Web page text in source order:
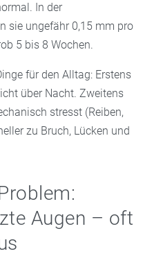
In der
sie ungefähr 0,15 mm pro
5 bis 8 Wochen.
für den Alltag: Erstens
über Nacht. Zweitens
stresst (Reiben,
zu Bruch, Lücken und
Augen – oft